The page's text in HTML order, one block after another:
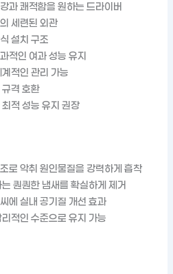
과 쾌적함을 원하는 드라이버
세련된 외관
설치 구조
적인 여과 성능 유지
적인 관리 가능
격 호환
적 성능 유지 권장
로 악취 원인물질을 강력하게 흡착
퀀퀀한 냄새를 확실하게 제거
에 실내 공기질 개선 효과
적인 수준으로 유지 가능